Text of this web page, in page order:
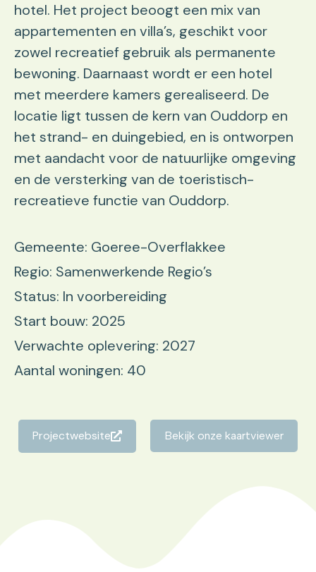
hotel. Het project beoogt een mix van
appartementen en villa’s, geschikt voor
zowel recreatief gebruik als permanente
bewoning. Daarnaast wordt er een hotel
met meerdere kamers gerealiseerd. De
locatie ligt tussen de kern van Ouddorp en
het strand- en duingebied, en is ontworpen
met aandacht voor de natuurlijke omgeving
en de versterking van de toeristisch-
recreatieve functie van Ouddorp.
Gemeente: Goeree-Overflakkee
Regio: Samenwerkende Regio’s
Status: In voorbereiding
Start bouw: 2025
Verwachte oplevering: 2027
Aantal woningen: 40
Projectwebsite Bekijk onze kaartviewer